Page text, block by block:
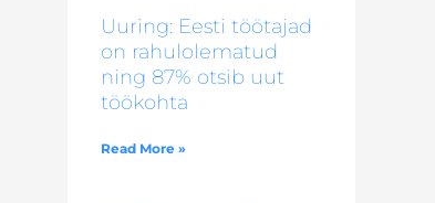
Uuring: Eesti töötajad
on rahulolematud
ning 87% otsib uut
töökohta
Read More »